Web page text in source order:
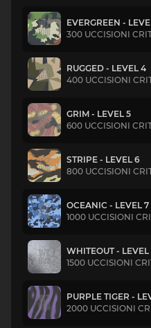
EVERGREEN -
300 UCCISIONI
RUGGED - LEVEL 4
400 UCCISIONI
GRIM - LEVEL 5
600 UCCISIONI
STRIPE - LEVEL 6
800 UCCISIONI
OCEANIC - LEVEL 7
1000 UCCISIONI
WHITEOUT - LEVEL
1500 UCCISIONI
PURPLE TIGER -
2000 UCCISIONI